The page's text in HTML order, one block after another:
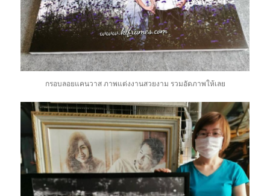
กรอบลอยแคนวาส ภาพแต่งงานสวยงาม รวมอัดภาพให้เลย